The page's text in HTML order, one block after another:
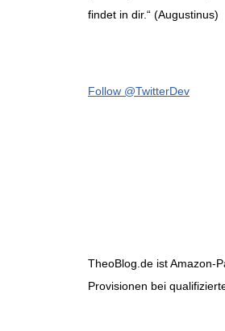
findet in dir.“ (Augustinus)
Follow @TwitterDev
TheoBlog.de ist Amazon-
Provisionen bei